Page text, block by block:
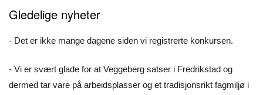
Gledelige nyheter
- Det er ikke mange dagene siden vi registrerte konkursen.
- Vi er svært glade for at Veggeberg satser i Fredrikstad og
dermed tar vare på arbeidsplasser og et tradisjonsrikt fagmiljø i